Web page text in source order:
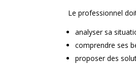
Le professionnel
analyser sa
comprendre ses
proposer des